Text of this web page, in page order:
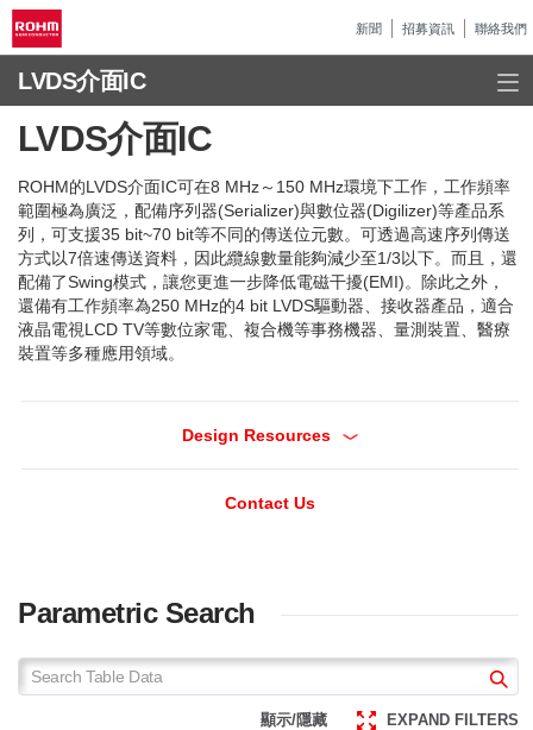
新聞 招募資訊 聯絡我們
LVDS介面IC
LVDS介面IC
ROHM的LVDS介面IC可在8 MHz～150 MHz環境下工作，工作頻率
範圍極為廣泛，配備序列器(Serializer)與數位器(Digilizer)等產品系
列，可支援35 bit~70 bit等不同的傳送位元數。可透過高速序列傳送
方式以7倍速傳送資料，因此纜線數量能夠減少至1/3以下。而且，還
配備了Swing模式，讓您更進一步降低電磁干擾(EMI)。除此之外，
還備有工作頻率為250 MHz的4 bit LVDS驅動器、接收器產品，適合
液晶電視LCD TV等數位家電、複合機等事務機器、量測裝置、醫療
裝置等多種應用領域。
Design Resources
Contact Us
Parametric Search
顯示/隱藏 EXPAND FILTERS